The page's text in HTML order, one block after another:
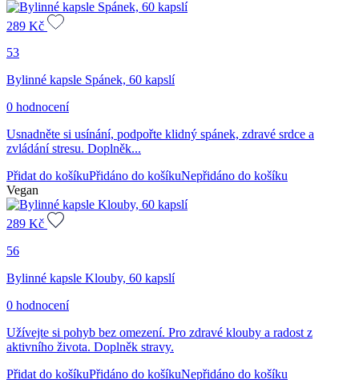
289 Kč
53
Bylinné kapsle Spánek, 60 kapslí
0 hodnocení
Usnadněte si usínání, podpořte klidný spánek, zdravé srdce a
zvládání stresu. Doplněk...
Přidat do košíkuPřidáno do košíkuNepřidáno do košíku
Vegan
289 Kč
56
Bylinné kapsle Klouby, 60 kapslí
0 hodnocení
Užívejte si pohyb bez omezení. Pro zdravé klouby a radost z
aktivního života. Doplněk stravy.
Přidat do košíkuPřidáno do košíkuNepřidáno do košíku